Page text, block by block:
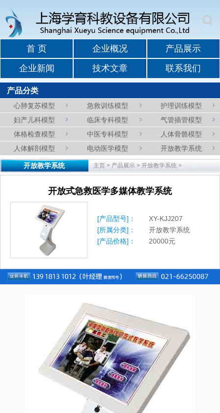
首 页 企业概况 产品展示
企业新闻 技术文章 联系我们
产品分类
心肺复苏模型 急救训练模型
护理训练模型
妇产儿科模型
临床专科模型
气管插管模型
体格检查模型
中医专科模型
人体骨骼模型
人体解剖模型
电动医学模型 开放教学系统
开放教学系统 主页 > 产品展示 > 开放教学系统 >
开放式急救医学多媒体教学系统
[产品型号]：
XY-KJJ207
[所属分类]：
开放教学系统
[产品价格]：
20000元